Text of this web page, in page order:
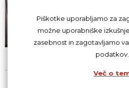
Piškotke uporabljamo za
možne uporabniške
zasebnost in zagotavljamo
podatkov.
Več o